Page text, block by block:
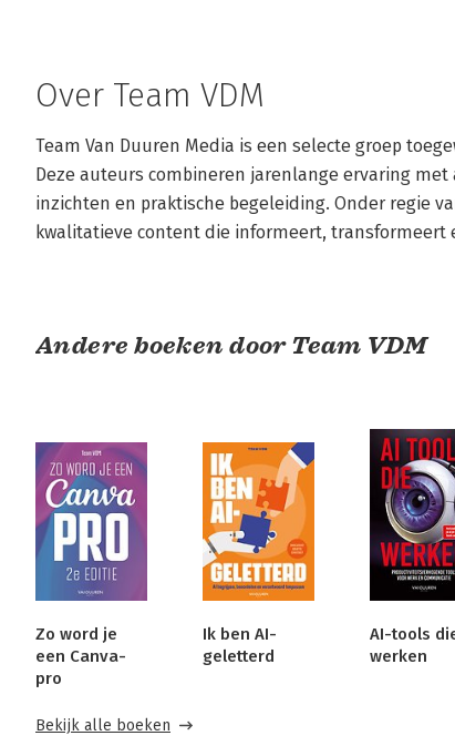
Over Team VDM
Team Van Duuren Media is een selecte groep
Deze auteurs combineren jarenlange ervaring
inzichten en praktische begeleiding. Onder regie
kwalitatieve content die informeert, transformeert
Andere boeken door Team VDM
Zo word je
een Canva-
pro
Ik ben AI-
geletterd
AI-tools
werken
Bekijk alle boeken